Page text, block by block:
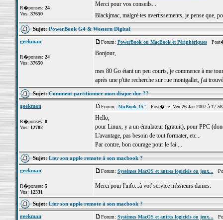
R�ponses: 24
Vus: 37650
Merci pour vos conseils...
Blackjmac, malgré tes avertissements, je pense que,
Sujet:PowerBook G4 & Western Digital
geekman
R�ponses: 24
Vus: 37650
Forum: PowerBook ou MacBook et PériphériquesPost�
Bonjour,
mes 80 Go étant un peu courts, je commence à me
après une p'tite recherche sur rue montgallet, j'ai
Sujet:Comment partitionner mon disque dur ??
geekman
R�ponses: 8
Vus: 12782
Forum: AluBook 15" Post� le: Ven 26 Jan 2007 à
Hello,
pour Linux, y a un émulateur (gratuit), pour PPC
L'avantage, pas besoin de tout formater, etc...
Par contre, bon courage pour le fai ...
Sujet:Lier son apple remote à son macbook ?
geekman
R�ponses: 5
Vus: 12331
Forum: Systèmes MacOS et autres logiciels ou jeux...
Merci pour l'info...à vot' service m'ssieurs dames.
Sujet:Lier son apple remote à son macbook ?
geekman Forum: Systèmes MacOS et autres logiciels ou jeux...